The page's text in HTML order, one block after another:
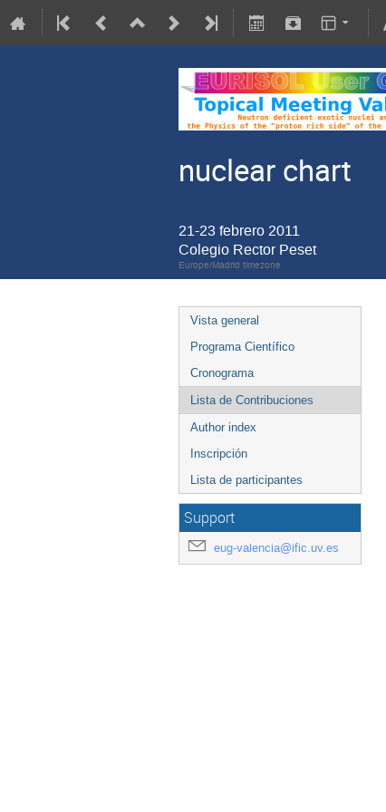
nuclear chart
21-23 febrero 2011
Colegio Rector Peset
Europe/Madrid timezone
Vista general
Programa Científico
Cronograma
Lista de Contribuciones
Author index
Inscripción
Lista de participantes
Support
eug-valencia@ific.uv.es